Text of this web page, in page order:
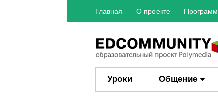
Главная О проекте
Уроки Общение